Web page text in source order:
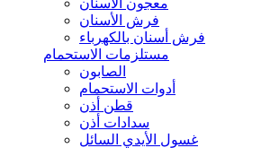
معجون الأسنان
فرش الأسنان
فرش أسنان بالكهرباء
مستلزمات الاستحمام
الصابون
أدوات الاستحمام
قطن أذن
سدادات أذن
غسول الأيدي السائل